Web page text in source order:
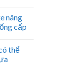
nâng
cấp
thể